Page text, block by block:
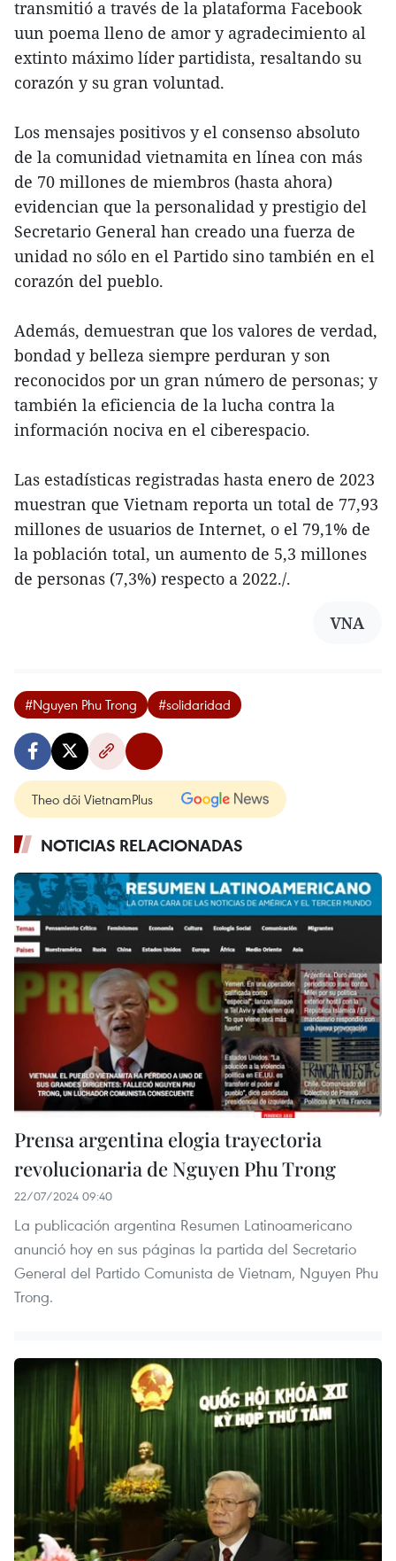
transmitió a través de la plataforma Facebook
uun poema lleno de amor y agradecimiento al
extinto máximo líder partidista, resaltando su
corazón y su gran voluntad.
Los mensajes positivos y el consenso absoluto
de la comunidad vietnamita en línea con más
de 70 millones de miembros (hasta ahora)
evidencian que la personalidad y prestigio del
Secretario General han creado una fuerza de
unidad no sólo en el Partido sino también en el
corazón del pueblo.
Además, demuestran que los valores de verdad,
bondad y belleza siempre perduran y son
reconocidos por un gran número de personas; y
también la eficiencia de la lucha contra la
información nociva en el ciberespacio.
Las estadísticas registradas hasta enero de 2023
muestran que Vietnam reporta un total de 77,93
millones de usuarios de Internet, o el 79,1% de
la población total, un aumento de 5,3 millones
de personas (7,3%) respecto a 2022./.
VNA
#Nguyen Phu Trong #solidaridad
Theo dõi VietnamPlus
NOTICIAS RELACIONADAS
Prensa argentina elogia trayectoria
revolucionaria de Nguyen Phu Trong
22/07/2024 09:40
La publicación argentina Resumen Latinoamericano
anunció hoy en sus páginas la partida del Secretario
General del Partido Comunista de Vietnam, Nguyen Phu
Trong.